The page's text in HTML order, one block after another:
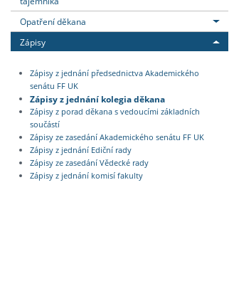
Opatření děkana
Zápisy
Zápisy z jednání předsednictva Akademického
senátu FF UK
Zápisy z jednání kolegia děkana
Zápisy z porad děkana s vedoucími základních
součástí
Zápisy ze zasedání Akademického senátu FF UK
Zápisy z jednání Ediční rady
Zápisy ze zasedání Vědecké rady
Zápisy z jednání komisí fakulty